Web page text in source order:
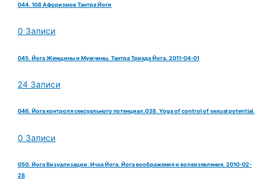
044. 108 Афоризмов Тантра Йоги
0 Записи
045. Йога Женщины и Мужчины. Тантра Триада Йога. 2011-04-01
24 Записи
046. Йога контроля сексуального потенциал.038. Yoga of control of sexual potential.
0 Записи
050. Йога Визуализации. Ичха Йога. Йога воображения и волеизявления. 2010-02-
28